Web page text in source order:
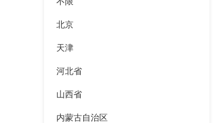
北京
天津
河北省
山西省
内蒙古自治区